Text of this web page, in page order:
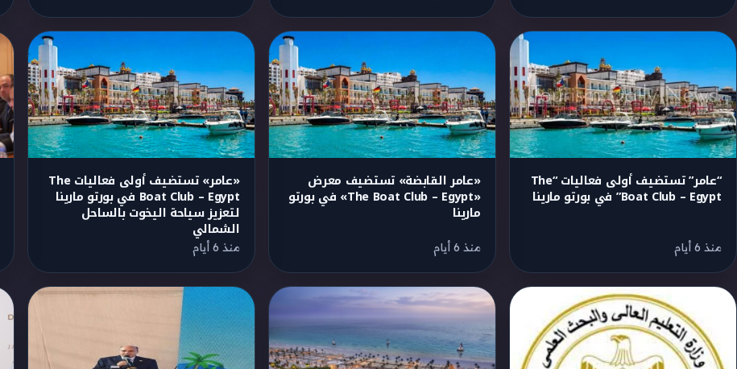
“عامر” تستضيف أولى فعاليات “The
Boat Club – Egypt” في بورتو مارينا
منذ 6 أيام
«عامر القابضة» تستضيف معرض
«The Boat Club – Egypt» في بورتو
مارينا
منذ 6 أيام
«عامر» تستضيف أولى فعاليات The
Boat Club – Egypt في بورتو مارينا
لتعزيز سياحة اليخوت بالساحل
الشمالي
منذ 6 أيام